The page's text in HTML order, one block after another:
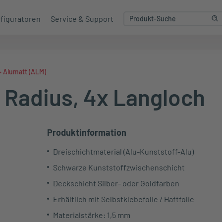
Service & Support
Alumatt (ALM)
4x Langloch
Produktinformation
Dreischichtmaterial (Alu-Kunststoff-Alu)
Schwarze Kunststoffzwischenschicht
Deckschicht Silber- oder Goldfarben
Erhältlich mit Selbstklebefolie / Haftfolie
Materialstärke: 1,5 mm